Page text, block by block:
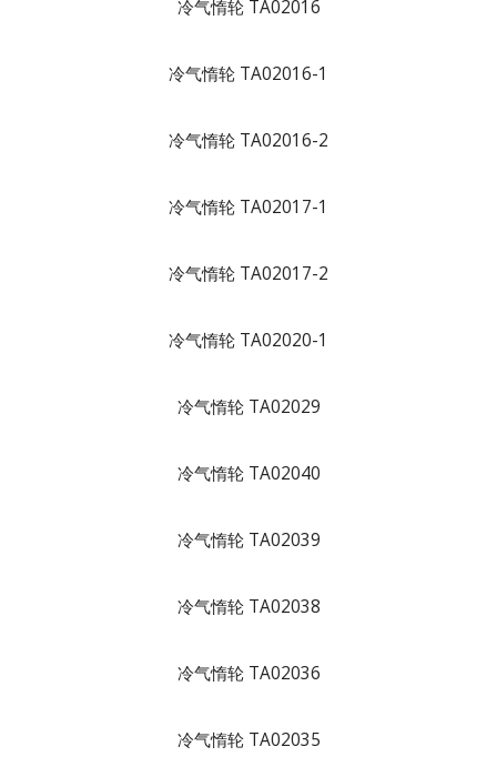
冷气惰轮 TA02016
冷气惰轮 TA02016-1
冷气惰轮 TA02016-2
冷气惰轮 TA02017-1
冷气惰轮 TA02017-2
冷气惰轮 TA02020-1
冷气惰轮 TA02029
冷气惰轮 TA02040
冷气惰轮 TA02039
冷气惰轮 TA02038
冷气惰轮 TA02036
冷气惰轮 TA02035